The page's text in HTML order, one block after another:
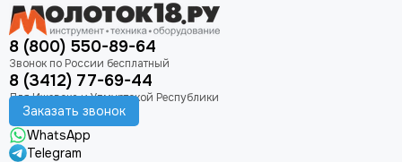
8 (800) 550-89-64
8 (3412) 77-69-44
Заказать звонок
WhatsApp
Telegram